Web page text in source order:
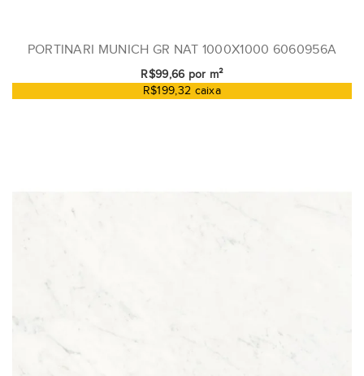
PORTINARI MUNICH GR NAT 1000X1000 6060956A
R$99,66 por m²
R$199,32 caixa